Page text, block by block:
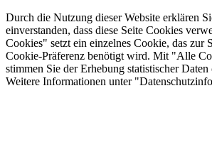
Durch die Nutzung dieser Website erklären
einverstanden, dass diese Seite Cookies
Cookies" setzt ein einzelnes Cookie, das zur
Cookie-Präferenz benötigt wird. Mit "Alle
stimmen Sie der Erhebung statistischer
Weitere Informationen unter